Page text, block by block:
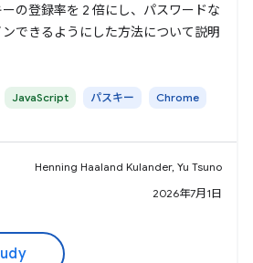
の登録率を 2 倍にし、パスワードな
できるようにした方法について説明
JavaScript パスキー Chrome
Henning Haaland Kulander, Yu Tsuno
2026年7月1日